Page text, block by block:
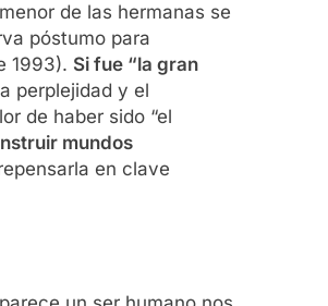
de las hermanas se
póstumo para
1993). Si fue “la gran
perplejidad y el
de haber sido “el
mundos
en clave